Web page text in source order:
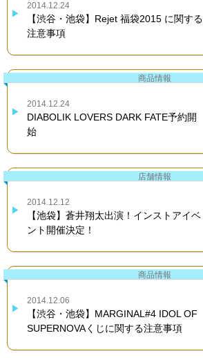
2014.12.24
【渋谷・池袋】Rejet 福袋2015 に関する
注意事項
商品情報
2014.12.24
DIABOLIK LOVERS DARK FATE予約開
始
店舗情報
2014.12.12
【池袋】蒼井翔太出演！インストアイベ
ント開催決定！
商品情報
2014.12.06
【渋谷・池袋】MARGINAL#4 IDOL OF
SUPERNOVAくじに関する注意事項